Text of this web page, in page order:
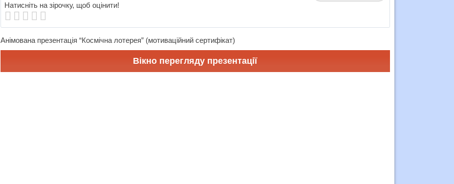
Натисніть на зірочку, щоб оцінити!
Анімована презентація “Космічна лотерея” (мотиваційний сертифікат)
Вікно перегляду презентації